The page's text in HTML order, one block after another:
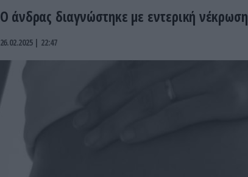
Ο άνδρας διαγνώστηκε με εντερική νέκρωση
26.02.2025 | 22:47